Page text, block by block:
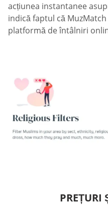
acțiunea instantanee
indică faptul că
platformă de întâlniri
PREȚURI